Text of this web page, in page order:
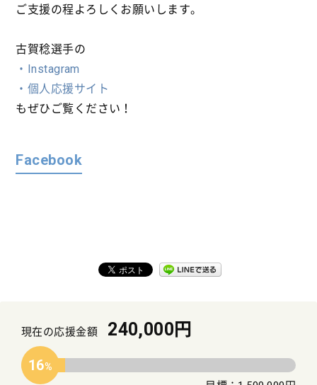
ご支援の程よろしくお願いします。
古賀稔選手の
・Instagram
・個人応援サイト
もぜひご覧ください！
Facebook
現在の応援金額 240,000円
16